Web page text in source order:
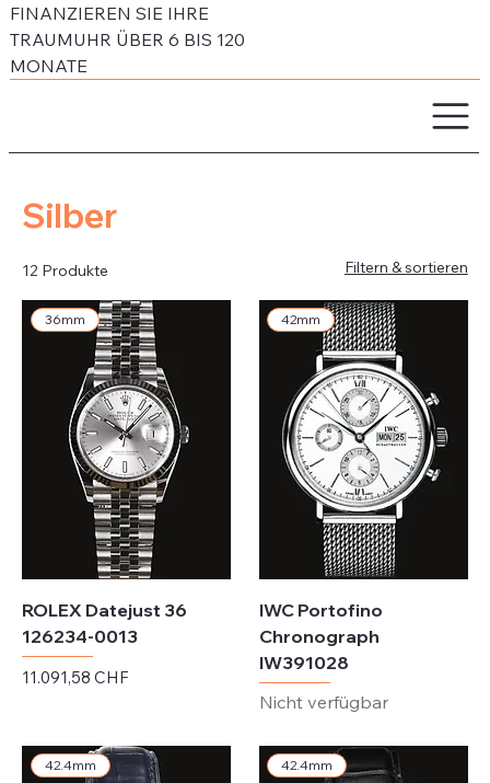
FINANZIEREN SIE IHRE
TRAUMUHR ÜBER 6 BIS 120
MONATE
Silber
12 Produkte Filtern & sortieren
36mm
ROLEX Datejust 36
126234-0013
Preis
11.091,58 CHF
42mm
IWC Portofino
Chronograph
IW391028
Nicht verfügbar
42.4mm 42.4mm